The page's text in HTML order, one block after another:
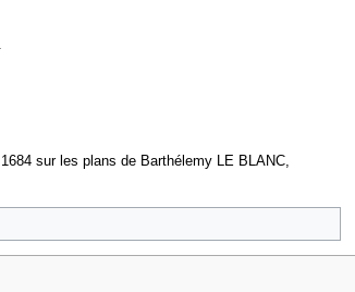
sur les plans de Barthélemy LE BLANC,